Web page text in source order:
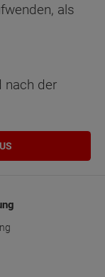
als
nach der